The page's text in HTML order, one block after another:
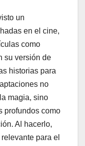
un
en el cine,
como
su versión de
historias para
no
magia, sino
profundos como
Al hacerlo,
para el